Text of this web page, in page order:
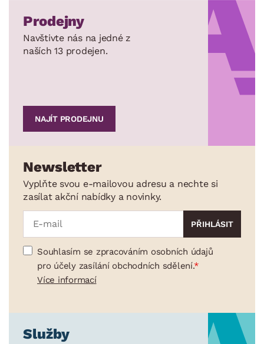
Prodejny
Navštivte nás na jedné z
naších 13 prodejen.
NAJÍT PRODEJNU
Newsletter
Vyplňte svou e-mailovou adresu a nechte si
zasílat akční nabídky a novinky.
Souhlasím se zpracováním osobních údajů
pro účely zasílání obchodních sdělení.
Více informací
Služby